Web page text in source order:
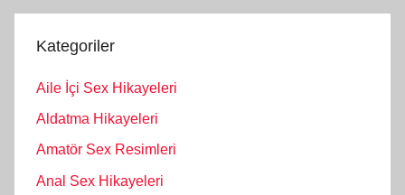
Kategoriler
Aile İçi Sex Hikayeleri
Aldatma Hikayeleri
Amatör Sex Resimleri
Anal Sex Hikayeleri